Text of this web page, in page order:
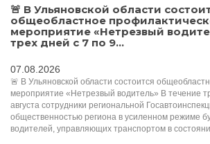
🚨 В Ульяновской области
общеобластное
мероприятие «Нетрезвый
трех дней с 7 по 9...
07.08.2026
🚨 В Ульяновской области состоится
мероприятие «Нетрезвый водитель» В течение
августа сотрудники региональной
общественностью региона в усиленном режиме
водителей, управляющих транспортом в